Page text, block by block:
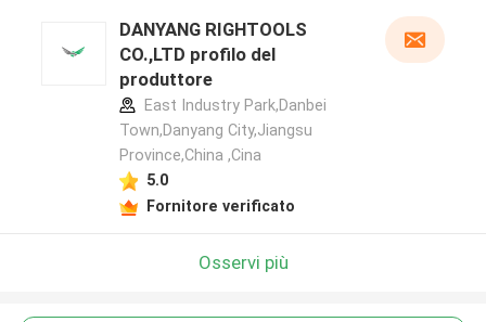
DANYANG RIGHTOOLS
CO.,LTD profilo del
produttore
East Industry Park,Danbei
Town,Danyang City,Jiangsu
Province,China ,Cina
5.0
Fornitore verificato
Osservi più